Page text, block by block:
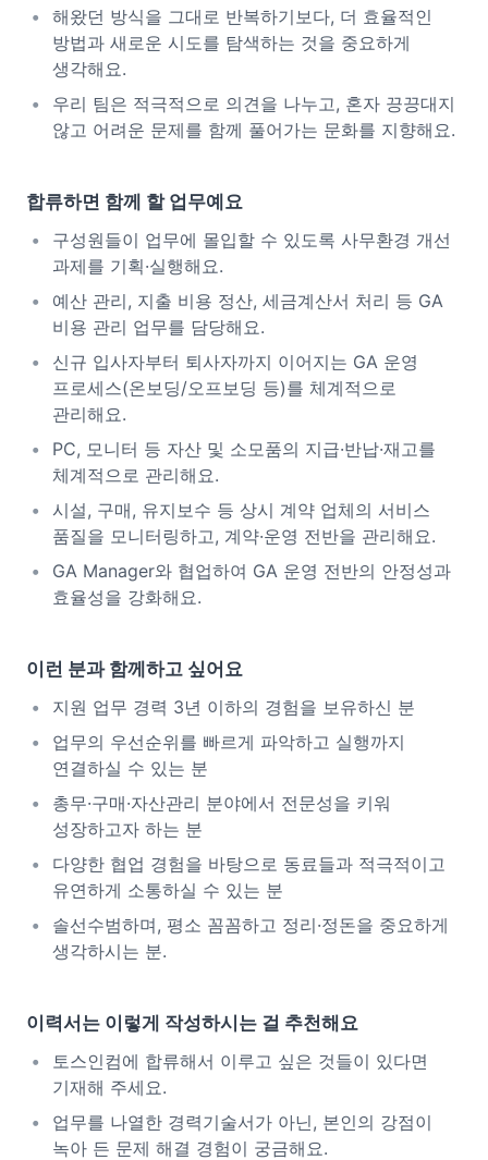
해왔던 방식을 그대로 반복하기보다, 더 효율적인
방법과 새로운 시도를 탐색하는 것을 중요하게
생각해요.
우리 팀은 적극적으로 의견을 나누고, 혼자 끙끙대지
않고 어려운 문제를 함께 풀어가는 문화를 지향해요.
합류하면 함께 할 업무예요
구성원들이 업무에 몰입할 수 있도록 사무환경 개선
과제를 기획·실행해요.
예산 관리, 지출 비용 정산, 세금계산서 처리 등 GA
비용 관리 업무를 담당해요.
신규 입사자부터 퇴사자까지 이어지는 GA 운영
프로세스(온보딩/오프보딩 등)를 체계적으로
관리해요.
PC, 모니터 등 자산 및 소모품의 지급·반납·재고를
체계적으로 관리해요.
시설, 구매, 유지보수 등 상시 계약 업체의 서비스
품질을 모니터링하고, 계약·운영 전반을 관리해요.
GA Manager와 협업하여 GA 운영 전반의 안정성과
효율성을 강화해요.
이런 분과 함께하고 싶어요
지원 업무 경력 3년 이하의 경험을 보유하신 분
업무의 우선순위를 빠르게 파악하고 실행까지
연결하실 수 있는 분
총무·구매·자산관리 분야에서 전문성을 키워
성장하고자 하는 분
다양한 협업 경험을 바탕으로 동료들과 적극적이고
유연하게 소통하실 수 있는 분
솔선수범하며, 평소 꼼꼼하고 정리·정돈을 중요하게
생각하시는 분.
이력서는 이렇게 작성하시는 걸 추천해요
토스인컴에 합류해서 이루고 싶은 것들이 있다면
기재해 주세요.
업무를 나열한 경력기술서가 아닌, 본인의 강점이
녹아 든 문제 해결 경험이 궁금해요.